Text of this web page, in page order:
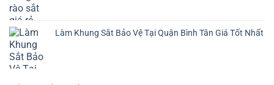
Làm Khung Sắt Bảo Vệ Tại Quận Bình Tân Giá Tốt Nhất